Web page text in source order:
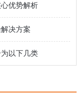
优势解析
决方案
以下几类